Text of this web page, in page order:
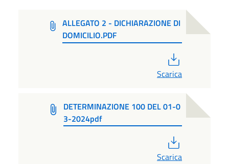
ALLEGATO 2 - DICHIARAZIONE DI
DOMICILIO.PDF
Scarica
DETERMINAZIONE 100 DEL 01-0
3-2024pdf
Scarica